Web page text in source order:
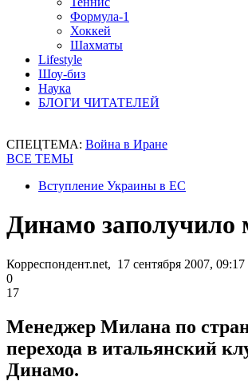
Формула-1
Хоккей
Шахматы
Lifestyle
Шоу-биз
Наука
БЛОГИ ЧИТАТЕЛЕЙ
СПЕЦТЕМА: Война в Иране
ВСЕ ТЕМЫ
Вступление Украины в ЕС
Динамо
Корреспондент.net, 17 сентября 2007, 09:17
0
17
Менеджер Милана по
перехода в итальянский
Динамо.